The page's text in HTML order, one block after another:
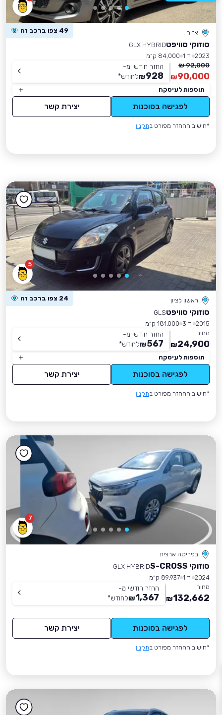
אזור 49 צפו ברכב זה
סוזוקי סוויפטGLX HYBRID
2023 יד 1
84,000 ק״מ
92,000 ₪
90,000
₪
החזר חודשי מ-
928
₪לחודש*
תוספות לעיסקה
לפגישה בסוכנות יצירת קשר
*חישוב ההחזר מפורט בתקנון
5
ראשון לציון 24 צפו ברכב זה
סוזוקי סוויפטGLS
2015 יד 3
181,000 ק״מ
מחיר
24,900
₪
החזר חודשי מ-
567
₪לחודש*
תוספות לעיסקה
לפגישה בסוכנות יצירת קשר
*חישוב ההחזר מפורט בתקנון
7
בפריסה ארצית
סוזוקי S-CROSS
GLX HYBRID
2024 יד 1
89,937 ק״מ
מחיר
132,662
₪
החזר חודשי מ-
1,367
₪לחודש*
לפגישה בסוכנות יצירת קשר
*חישוב ההחזר מפורט בתקנון